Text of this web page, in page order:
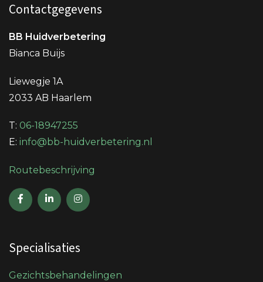
Contactgegevens
BB Huidverbetering
Bianca Buijs
Liewegje 1A
2033 AB Haarlem
T: 06-18947255
E: info@bb-huidverbetering.nl
Routebeschrijving
Specialisaties
Gezichtsbehandelingen